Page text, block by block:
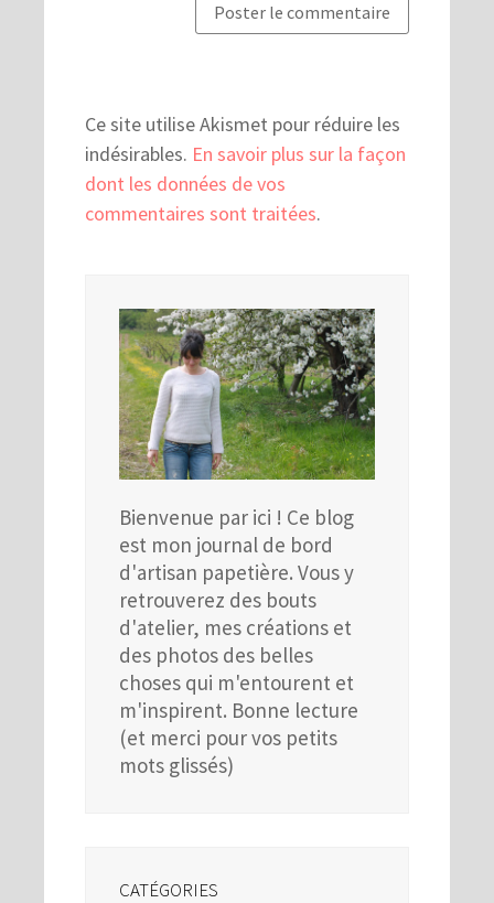
Ce site utilise Akismet pour réduire les
indésirables. En savoir plus sur la façon
dont les données de vos
commentaires sont traitées.
Bienvenue par ici ! Ce blog
est mon journal de bord
d'artisan papetière. Vous y
retrouverez des bouts
d'atelier, mes créations et
des photos des belles
choses qui m'entourent et
m'inspirent. Bonne lecture
(et merci pour vos petits
mots glissés)
CATÉGORIES